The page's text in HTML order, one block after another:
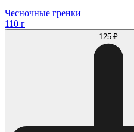
Чесночные гренки
110 г
125 ₽